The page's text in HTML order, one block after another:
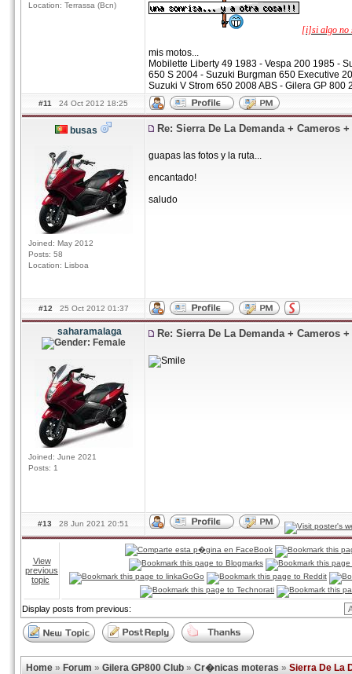
Location: Terrassa (Bcn)
[i]si algo no
mis motos...
Mobilette Liberty 49 1983 - Vespa 200 1985 -
650 S 2004 - Suzuki Burgman 650 Executive
Suzuki V Strom 650 2008 ABS - Gilera GP 800
#11 24 Oct 2012 18:25
busas
Joined: May 2012
Posts: 58
Location: Lisboa
Re: Sierra De La Demanda + Cameros
guapas las fotos y la ruta...
encantado!
saludo
#12 25 Oct 2012 01:37
saharamalaga
Joined: June 2021
Posts: 1
Re: Sierra De La Demanda + Cameros
#13 28 Jun 2021 20:51
View
previous
topic
Display posts from previous:
Home » Forum » Gilera GP800 Club » Cr�nicas moteras » Sierra De La